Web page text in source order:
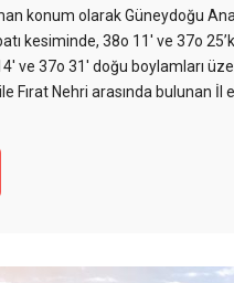
konum olarak Güneydoğu
kesiminde, 38o 11′ ve 37o
ve 37o 31′ doğu boylamları
Fırat Nehri arasında bulunan İl